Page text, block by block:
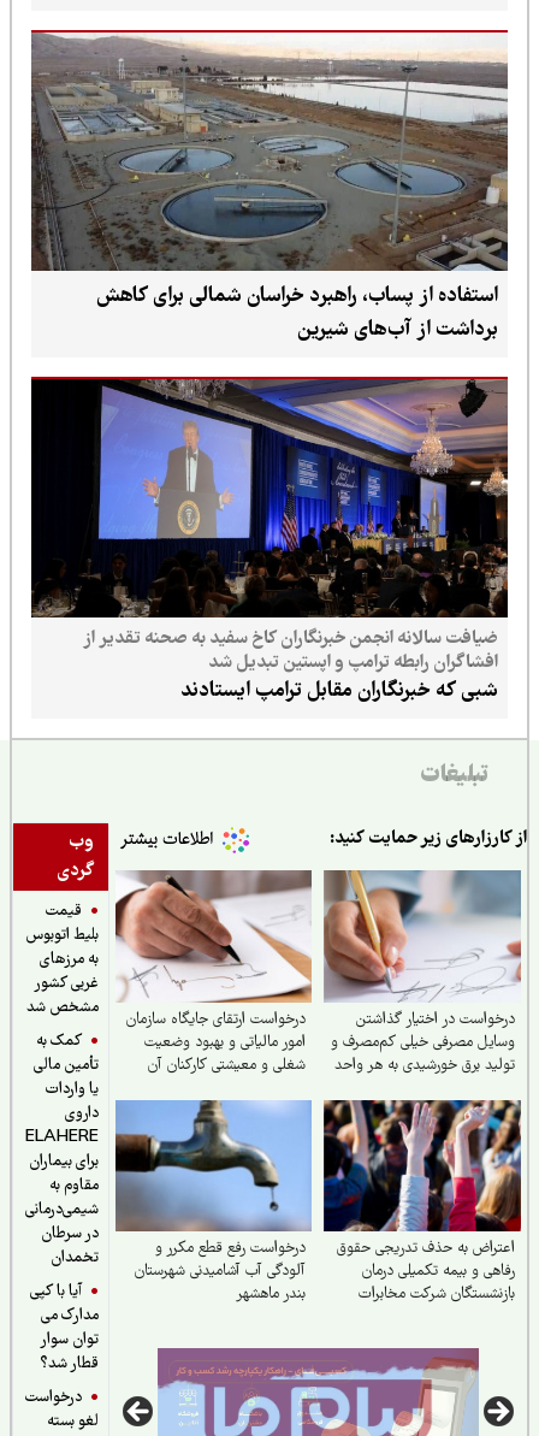
استفاده از پساب، راهبرد خراسان شمالی برای کاهش
برداشت از آب‌های شیرین
ضیافت سالانه انجمن خبرنگاران کاخ سفید به صحنه تقدیر از
افشاگران رابطه ترامپ و اپستین تبدیل شد
شبی که خبرنگاران مقابل ترامپ ایستادند
تبلیغات
وب
گردی
قیمت
بلیط اتوبوس
به مرزهای
غربی کشور
مشخص شد
کمک به
تأمین مالی
یا واردات
ELAHERE
برای بیماران
مقاوم به
شیمی‌درمانی
در سرطان
تخمدان
آیا با کپی
مدارک می
توان سوار
قطار شد؟
درخواست
لغو بسته
زیر حمایت کنید:
در اختیار گذاشتن
مصرفی خیلی کم‌مصرف و
برق خورشیدی به هر واحد
درخواست ارتقای جایگاه سازمان
امور مالیاتی و بهبود وضعیت
شغلی و معیشتی کارکنان آن
به حذف تدریجی حقوق
و بیمه تکمیلی درمان
شرکت مخابرات
درخواست رفع قطع مکرر و
آلودگی آب آشامیدنی شهرستان
بندر ماهشهر